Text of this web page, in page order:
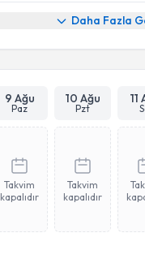
Daha Fazla
9 Ağu
Paz
10 Ağu
Pzt
11
Takvim
kapalıdır
Takvim
kapalıdır